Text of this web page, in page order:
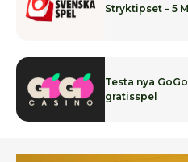
Stryktipset – 5
Testa nya
gratisspel